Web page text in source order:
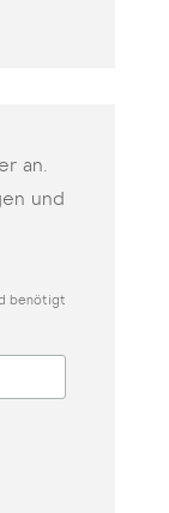
an.
und
benötigt